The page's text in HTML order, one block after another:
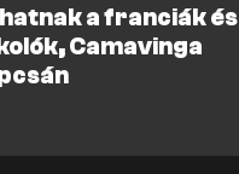
a franciák és
Camavinga